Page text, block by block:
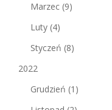
Marzec (9)
Luty (4)
Styczeń (8)
2022
Grudzień (1)